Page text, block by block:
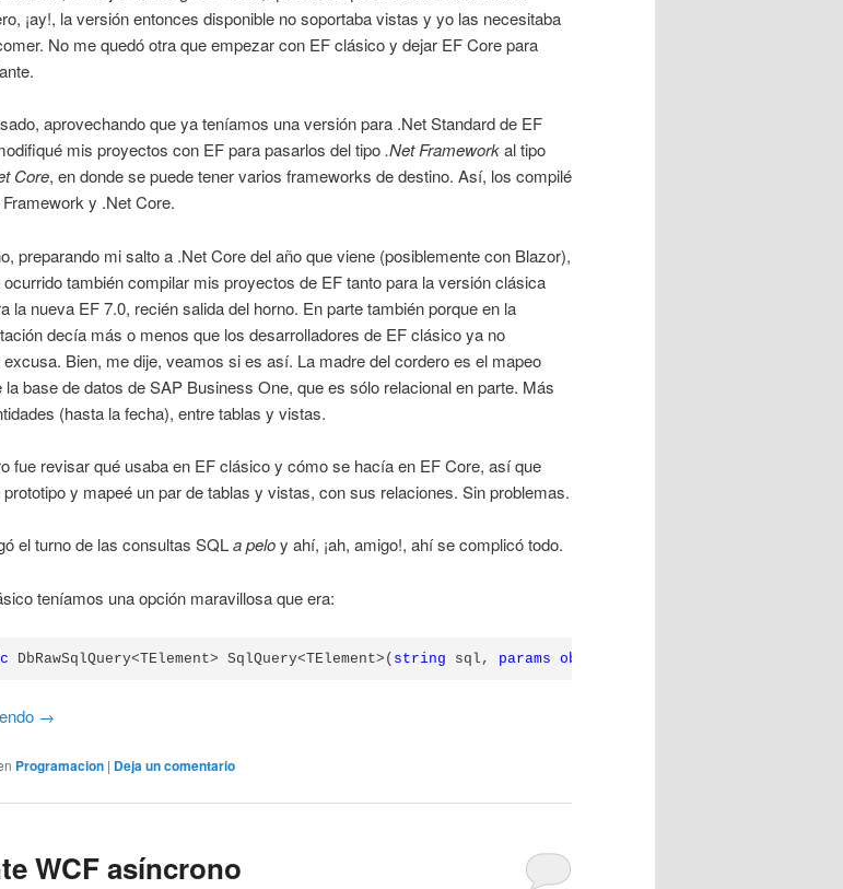
¡ay!, la versión entonces disponible no soportaba vistas y yo las necesitaba
No me quedó otra que empezar con EF clásico y dejar EF Core para
aprovechando que ya teníamos una versión para .Net Standard de EF
mis proyectos con EF para pasarlos del tipo.Net Frameworkal tipo
Core, en donde se puede tener varios frameworks de destino. Así, los compilé
y .Net Core.
preparando mi salto a .Net Core del año que viene (posiblemente con Blazor),
también compilar mis proyectos de EF tanto para la versión clásica
la nueva EF 7.0, recién salida del horno. En parte también porque en la
decía más o menos que los desarrolladores de EF clásico ya no
Bien, me dije, veamos si es así. La madre del cordero es el mapeo
la base de datos de SAP Business One, que es sólo relacional en parte. Más
(hasta la fecha), entre tablas y vistas.
fue revisar qué usaba en EF clásico y cómo se hacía en EF Core, así que
prototipo y mapeé un par de tablas y vistas, con sus relaciones. Sin problemas.
el turno de las consultas SQLa peloy ahí, ¡ah, amigo!, ahí se complicó todo.
teníamos una opción maravillosa que era:
DbRawSqlQuery<TElement> SqlQuery<TElement>( string sql, params object
→
Programacion | Deja un comentario
WCF asíncrono